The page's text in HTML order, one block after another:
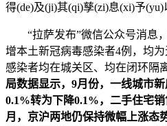
得(de)及(ji)其(qi)孳(zi)息(xi)予
“拉萨发布”微信公众号消息
增本土新冠病毒感染者4例，均
感染者均在城关区、均在闭环
局数据显示，9月份，一线城市
0.1%转为下降0.1%，二手住宅
月，京沪两地仍保持微幅上涨态